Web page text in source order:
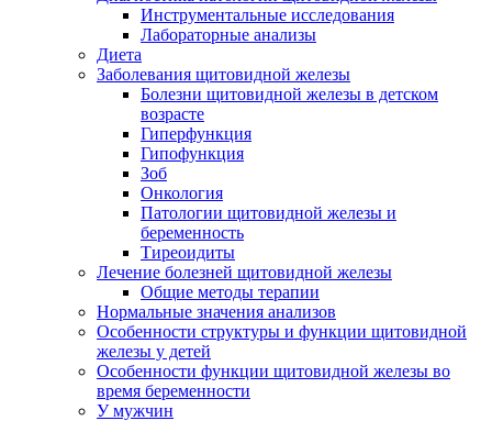
Инструментальные исследования
Лабораторные анализы
Диета
Заболевания щитовидной железы
Болезни щитовидной железы в детском
возрасте
Гиперфункция
Гипофункция
Зоб
Онкология
Патологии щитовидной железы и
беременность
Тиреоидиты
Лечение болезней щитовидной железы
Общие методы терапии
Нормальные значения анализов
Особенности структуры и функции щитовидной
железы у детей
Особенности функции щитовидной железы во
время беременности
У мужчин